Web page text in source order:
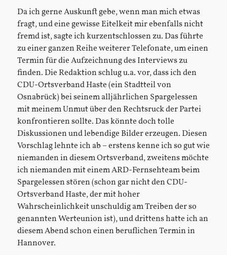
Da ich gerne Auskunft gebe, wenn man mich etwas
fragt, und eine gewisse Eitelkeit mir ebenfalls nicht
fremd ist, sagte ich kurzentschlossen zu. Das führte
zu einer ganzen Reihe weiterer Telefonate, um einen
Termin für die Aufzeichnung des Interviews zu
finden. Die Redaktion schlug u.a. vor, dass ich den
CDU-Ortsverband Haste (ein Stadtteil von
Osnabrück) bei seinem alljährlichen Spargelessen
mit meinem Unmut über den Rechtsruck der Partei
konfrontieren sollte. Das könnte doch tolle
Diskussionen und lebendige Bilder erzeugen. Diesen
Vorschlag lehnte ich ab – erstens kenne ich so gut wie
niemanden in diesem Ortsverband, zweitens möchte
ich niemanden mit einem ARD-Fernsehteam beim
Spargelessen stören (schon gar nicht den CDU-
Ortsverband Haste, der mit hoher
Wahrscheinlichkeit unschuldig am Treiben der so
genannten Werteunion ist), und drittens hatte ich an
diesem Abend schon einen beruflichen Termin in
Hannover.